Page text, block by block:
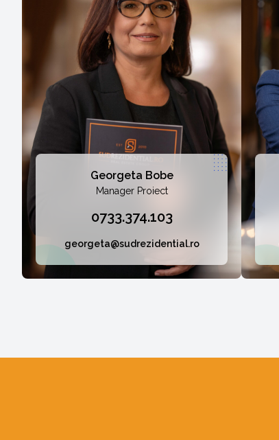
Georgeta Bobe
Manager Proiect
0733.374.103
georgeta@sudrezidential.ro